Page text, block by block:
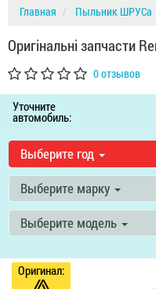
Главная Пыльник ШРУСа
Оригінальні запчасти
0 отзывов
Уточните
автомобиль:
Выберите год
Выберите марку
Выберите модель
Оригинал: